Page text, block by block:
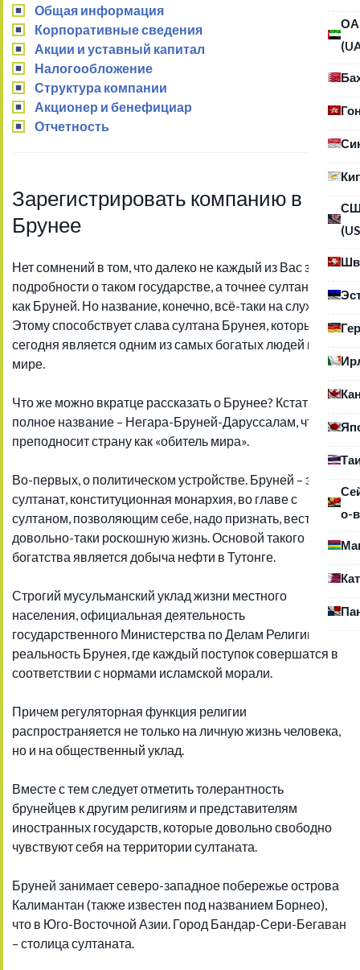
о-
Общая информация
Корпоративные сведения
Акции и уставный капитал
Налогообложение
Структура компании
Акционер и бенефициар
Отчетность
Зарегистрировать компанию в
Брунее
Нет сомнений в том, что далеко не каждый из Вас знает
подробности о таком государстве, а точнее султанате,
как Бруней. Но название, конечно, всё-таки на слуху.
Этому способствует слава султана Брунея, который
сегодня является одним из самых богатых людей в
мире.
Что же можно вкратце рассказать о Брунее? Кстати,
полное название – Негара-Бруней-Даруссалам, что
преподносит страну как «обитель мира».
Во-первых, о политическом устройстве. Бруней – это
султанат, конституционная монархия, во главе с
султаном, позволяющим себе, надо признать, вести
довольно-таки роскошную жизнь. Основой такого
богатства является добыча нефти в Тутонге.
Строгий мусульманский уклад жизни местного
населения, официальная деятельность
государственного Министерства по Делам Религии – это
реальность Брунея, где каждый поступок совершатся в
соответствии с нормами исламской морали.
Причем регуляторная функция религии
распространяется не только на личную жизнь человека,
но и на общественный уклад.
Вместе с тем следует отметить толерантность
брунейцев к другим религиям и представителям
иностранных государств, которые довольно свободно
чувствуют себя на территории султаната.
Бруней занимает северо-западное побережье острова
Калимантан (также известен под названием Борнео),
что в Юго-Восточной Азии. Город Бандар-Сери-Бегаван
– столица султаната.